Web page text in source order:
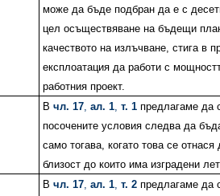
може да бъде подбран да е с
цел осъществяване на бъдещи
качеството на излъчване, стига в
експлоатация да работи с
работния проект.
Вчл. 17 ,ал. 1 ,т. 1 предлагаме да
посочените условия следва да
само тогава, когато това се
близост до които има изградени
В чл. 17 ,ал. 1 ,т. 2 предлагаме да